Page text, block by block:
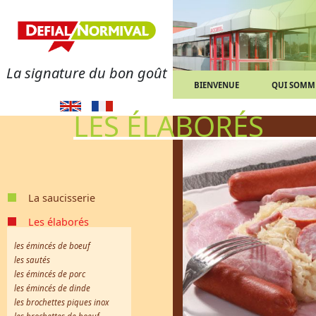
La signature du bon goût
BIENVENUE QUI
La saucisserie
les merguez
les saucisses de Strasbourg
les saucisses fumées
les saucisses pur porc
les saucisses de Francfort
les saucisses de Toulouse
les saucisses blanches
les saucisses brasse
les chipolatas
les saucisses knack
les saucisses de volaille
la chair à saucisse
Les élaborés
les émincés de boeuf
les sautés
les émincés de porc
les émincés de dinde
les brochettes piques inox
LES ÉLABORÉS